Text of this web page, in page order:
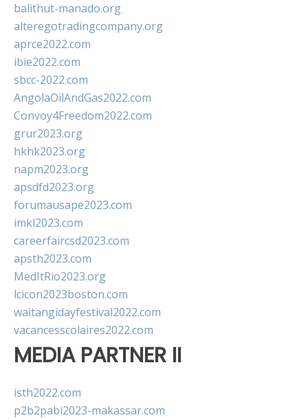
balithut-manado.org
alteregotradingcompany.org
aprce2022.com
ibie2022.com
sbcc-2022.com
AngolaOilAndGas2022.com
Convoy4Freedom2022.com
grur2023.org
hkhk2023.org
napm2023.org
apsdfd2023.org
forumausape2023.com
imkl2023.com
careerfaircsd2023.com
apsth2023.com
MedItRio2023.org
lcicon2023boston.com
waitangidayfestival2022.com
vacancesscolaires2022.com
MEDIA PARTNER II
isth2022.com
p2b2pabi2023-makassar.com